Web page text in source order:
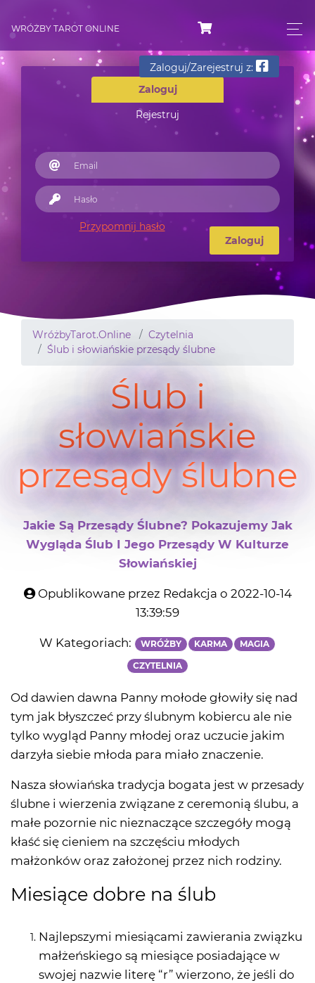
WRÓŻBY TAROT ONLINE
Zaloguj
Rejestruj
Zaloguj/Zarejestruj z:
Przypomnij hasło
Zaloguj
WróżbyTarot.Online
Czytelnia
Ślub i słowiańskie przesądy ślubne
Ślub i
słowiańskie
przesądy ślubne
Jakie Są Przesądy Ślubne? Pokazujemy Jak
Wygląda Ślub I Jego Przesądy W Kulturze
Słowiańskiej
Opublikowane przez Redakcja o 2022-10-14
13:39:59
W Kategoriach: WRÓŻBY KARMA MAGIA
CZYTELNIA
Od dawien dawna Panny mołode głowiły się nad
tym jak błyszczeć przy ślubnym kobiercu ale nie
tylko wygląd Panny młodej oraz uczucie jakim
darzyła siebie młoda para miało znaczenie.
Nasza słowiańska tradycja bogata jest w przesady
ślubne i wierzenia związane z ceremonią ślubu, a
małe pozornie nic nieznaczące szczegóły mogą
kłaść się cieniem na szczęściu młodych
małżonków oraz założonej przez nich rodziny.
Miesiące dobre na ślub
Najlepszymi miesiącami zawierania związku
małżeńskiego są miesiące posiadające w
swojej nazwie literę “r” wierzono, że jeśli do